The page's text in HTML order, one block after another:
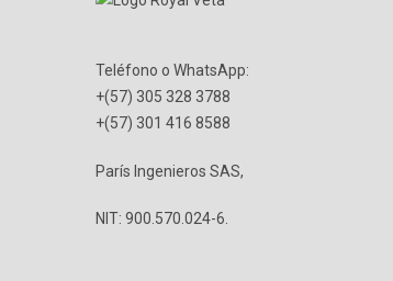
Teléfono o WhatsApp:
+(57) 305 328 3788
+(57) 301 416 8588
París Ingenieros SAS,
NIT: 900.570.024-6.